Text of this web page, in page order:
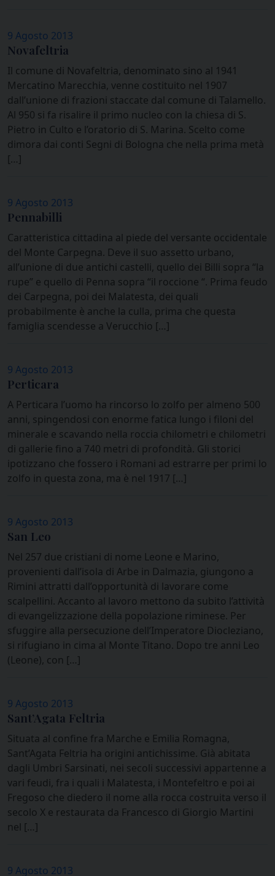
9 Agosto 2013
Novafeltria
Il comune di Novafeltria, denominato sino al 1941
Mercatino Marecchia, venne costituito nel 1907
dall’unione di frazioni staccate dal comune di Talamello.
Al 950 si fa risalire il primo nucleo con la chiesa di S.
Pietro in Culto e l’oratorio di S. Marina. Scelto come
dimora dai conti Segni di Bologna che nella prima metà
[…]
9 Agosto 2013
Pennabilli
Caratteristica cittadina al piede del versante occidentale
del Monte Carpegna. Deve il suo assetto urbano,
all’unione di due antichi castelli, quello dei Billi sopra “la
rupe” e quello di Penna sopra “il roccione “. Prima feudo
dei Carpegna, poi dei Malatesta, dei quali
probabilmente è anche la culla, prima che questa
famiglia scendesse a Verucchio […]
9 Agosto 2013
Perticara
A Perticara l’uomo ha rincorso lo zolfo per almeno 500
anni, spingendosi con enorme fatica lungo i filoni del
minerale e scavando nella roccia chilometri e chilometri
di gallerie fino a 740 metri di profondità. Gli storici
ipotizzano che fossero i Romani ad estrarre per primi lo
zolfo in questa zona, ma è nel 1917 […]
9 Agosto 2013
San Leo
Nel 257 due cristiani di nome Leone e Marino,
provenienti dall’isola di Arbe in Dalmazia, giungono a
Rimini attratti dall’opportunità di lavorare come
scalpellini. Accanto al lavoro mettono da subito l’attività
di evangelizzazione della popolazione riminese. Per
sfuggire alla persecuzione dell’Imperatore Diocleziano,
si rifugiano in cima al Monte Titano. Dopo tre anni Leo
(Leone), con […]
9 Agosto 2013
Sant’Agata Feltria
Situata al confine fra Marche e Emilia Romagna,
Sant’Agata Feltria ha origini antichissime. Già abitata
dagli Umbri Sarsinati, nei secoli successivi appartenne a
vari feudi, fra i quali i Malatesta, i Montefeltro e poi ai
Fregoso che diedero il nome alla rocca costruita verso il
secolo X e restaurata da Francesco di Giorgio Martini
nel […]
9 Agosto 2013